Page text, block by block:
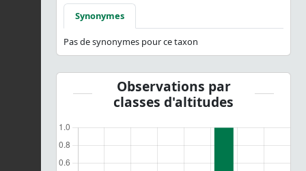
Synonymes
Pas de synonymes pour ce taxon
Observations par
classes d'altitudes